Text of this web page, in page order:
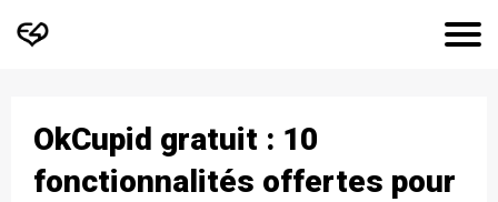
OkCupid gratuit : 10
fonctionnalités offertes pour